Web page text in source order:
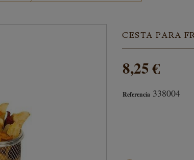
CESTA PARA
8,25 €
Referencia 338004